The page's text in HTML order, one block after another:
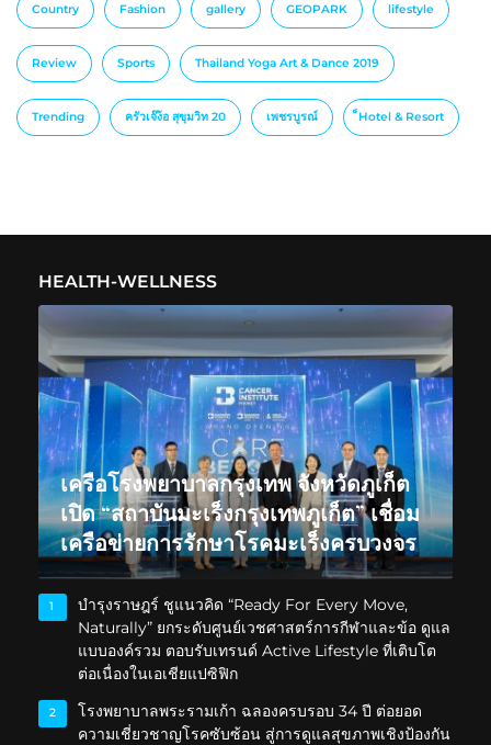
Country Fashion gallery GEOPARK lifestyle
Review Sports Thailand Yoga Art & Dance 2019
Trending ครัวเจ๊ง้อ สุขุมวิท 20 เพชรบูรณ์ ็Hotel & Resort
HEALTH-WELLNESS
เครือโรงพยาบาลกรุงเทพ จังหวัดภูเก็ต
เปิด “สถาบันมะเร็งกรุงเทพภูเก็ต” เชื่อม
เครือข่ายการรักษาโรคมะเร็งครบวงจร
1
บำรุงราษฎร์ ชูแนวคิด “Ready For Every Move,
Naturally” ยกระดับศูนย์เวชศาสตร์การกีฬาและข้อ ดูแล
แบบองค์รวม ตอบรับเทรนด์ Active Lifestyle ที่เติบโต
ต่อเนื่องในเอเชียแปซิฟิก
2
โรงพยาบาลพระรามเก้า ฉลองครบรอบ 34 ปี ต่อยอด
ความเชี่ยวชาญโรคซับซ้อน สู่การดูแลสุขภาพเชิงป้องกัน